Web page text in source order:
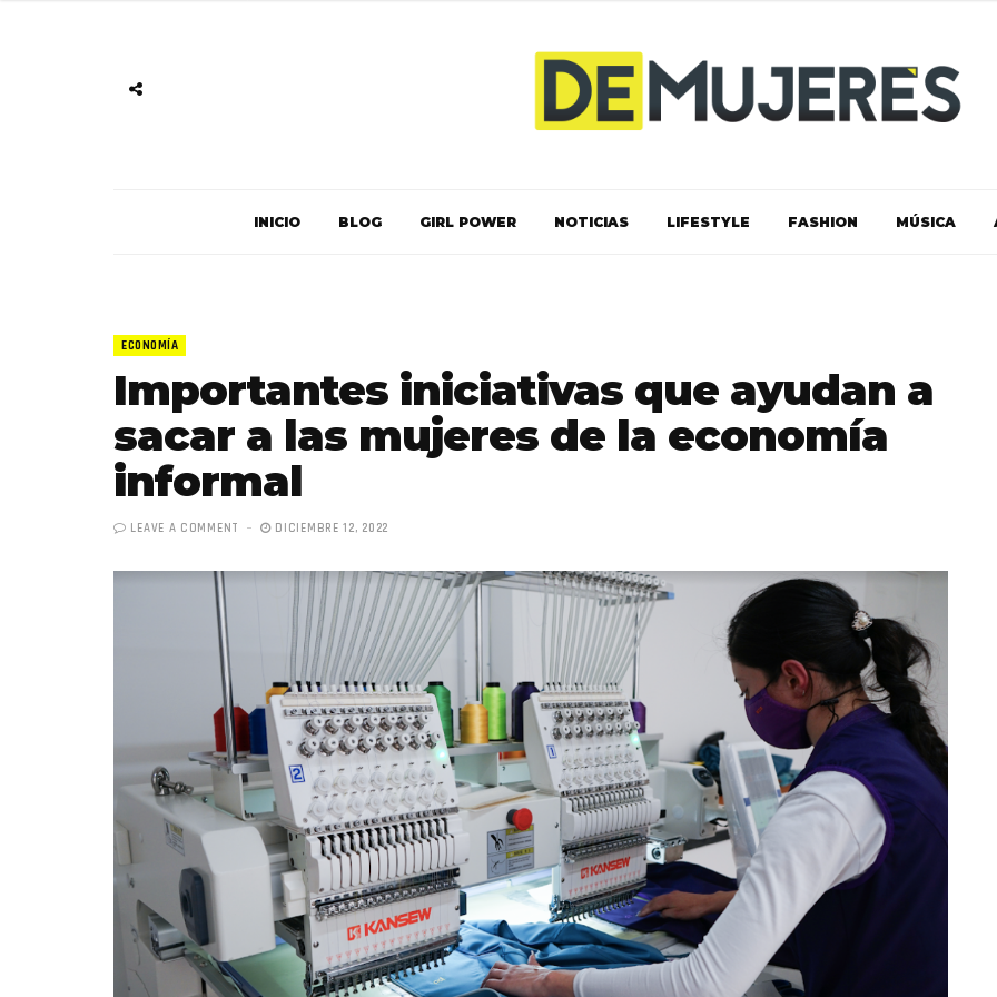
INICIO BLOG GIRL POWER NOTICIAS LIFESTYLE FASHION MÚSICA
ECONOMÍA
Importantes iniciativas que ayudan a
sacar a las mujeres de la economía
informal
LEAVE A COMMENT DICIEMBRE 12, 2022
«Bonitas», el nuevo
sencillo de Hendrix y
Totó la Momposina: el
adiós a la gran
cantadora que llevó las
raíces colombianas al
mundo a través de su
música